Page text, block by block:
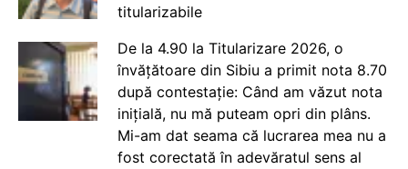
titularizabile
De la 4.90 la Titularizare 2026, o
învățătoare din Sibiu a primit nota 8.70
după contestație: Când am văzut nota
inițială, nu mă puteam opri din plâns.
Mi-am dat seama că lucrarea mea nu a
fost corectată în adevăratul sens al